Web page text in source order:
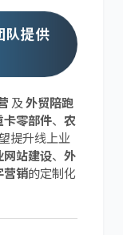
队提供
及外贸陪跑
卡零部件、 农
提升线上业
网站建设、 外
营销的定制化